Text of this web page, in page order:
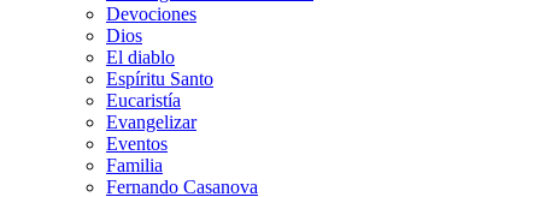
Devociones
Dios
El diablo
Espíritu Santo
Eucaristía
Evangelizar
Eventos
Familia
Fernando Casanova